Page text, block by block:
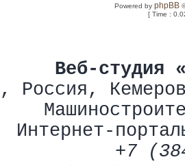
Powered byphpBB
[ Time :
Веб-студия
, Россия ,
Интернет-
+7